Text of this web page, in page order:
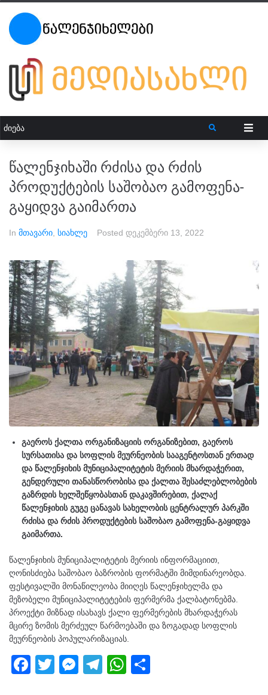
წალენჯიხაში რძისა და რძის
პროდუქტების საშობაო გამოფენა-
გაყიდვა გაიმართა
In მთავარი სიახლე Posted დეკემბერი 13, 2022
გაეროს ქალთა ორგანიზაციის ორგანიზებით, გაეროს
სურსათისა და სოფლის მეურნეობის სააგენტოსთან ერთად
და წალენჯიხის მუნიციპალიტეტის მერიის მხარდაჭერით,
გენდერული თანასწორობისა და ქალთა შესაძლებლობების
გაზრდის ხელშეწყობასთან დაკავშირებით, ქალაქ
წალენჯიხის გუგე ცანავას სახელობის ცენტრალურ პარკში
რძისა და რძის პროდუქტების საშობაო გამოფენა-გაყიდვა
გაიმართა.
წალენჯიხის მუნიციპალიტეტის მერიის ინფორმაციით,
ღონისძიება საშობაო ბაზრობის ფორმატში მიმდინარეობდა.
ფესტივალში მონაწილეობა მიიღეს წალენჯიხელმა და
მეზობელი მუნიციპალიტეტების ფერმერმა ქალბატონებმა.
პროექტი მიზნად ისახავს ქალი ფერმერების მხარდაჭერას
მცირე ზომის მერძეულ წარმოებაში და ზოგადად სოფლის
მეურნეობის პოპულარიზაციას.
F
T
M
T
W